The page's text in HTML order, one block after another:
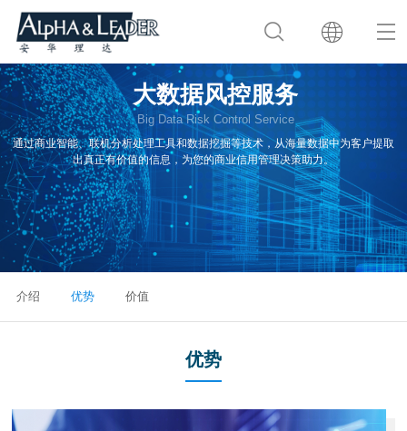
大数据风控服务
Big Data Risk Control Service
通过商业智能、联机分析处理工具和数据挖掘等技术，从海量数据中为客户提取
出真正有价值的信息，为您的商业信用管理决策助力。
介绍 优势 价值
优势